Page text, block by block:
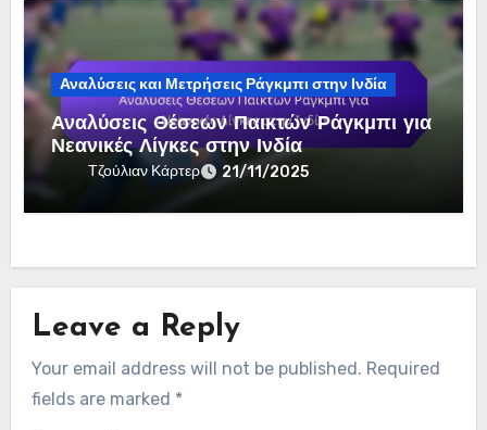
Αναλύσεις και Μετρήσεις Ράγκμπι στην Ινδία
Αναλύσεις Θέσεων Παικτών Ράγκμπι για
Νεανικές Λίγκες στην Ινδία
Τζούλιαν Κάρτερ 21/11/2025
Leave a Reply
Your email address will not be published. Required
fields are marked *